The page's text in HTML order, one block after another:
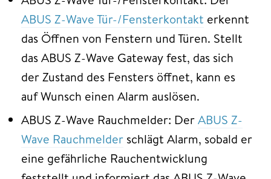
ABUS Z-Wave Tür-/Fensterkontakt erkennt
das Öffnen von Fenstern und Türen. Stellt
das ABUS Z-Wave Gateway fest, das sich
der Zustand des Fensters öffnet, kann es
auf Wunsch einen Alarm auslösen.
ABUS Z-Wave Rauchmelder: DerABUS Z-
Wave Rauchmelder schlägt Alarm, sobald er
eine gefährliche Rauchentwicklung